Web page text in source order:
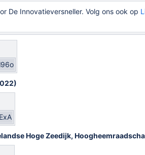
De Innovatieversneller. Volg ons ook op
Hoge Zeedijk,